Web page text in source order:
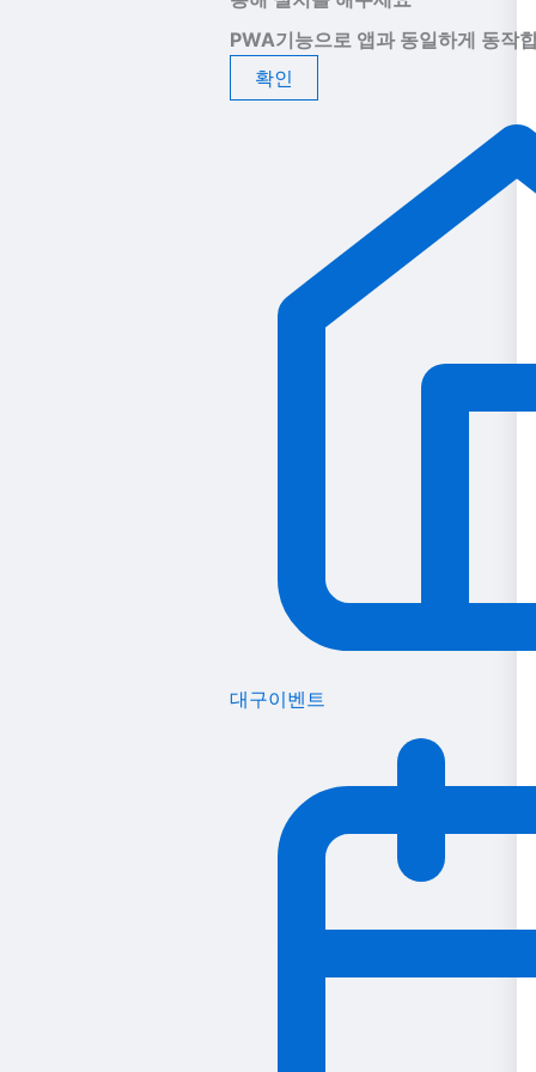
PWA기능으로 앱과 동일하게 동작
확인
대구이벤트